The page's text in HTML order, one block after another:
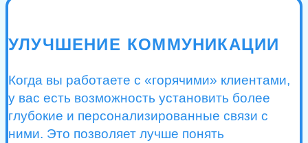
УЛУЧШЕНИЕ КОММУНИКАЦИИ
Когда вы работаете с «горячими» клиентами,
у вас есть возможность установить более
глубокие и персонализированные связи с
ними. Это позволяет лучше понять